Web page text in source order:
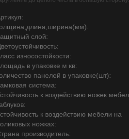
слой:
износостойкости:
в упаковке м кв:
панелей в упаковке(шт):
система:
к воздействию ножек
к воздействию мебели на
ножках:
производитель: